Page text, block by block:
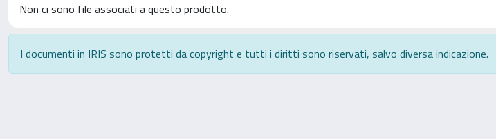
Non ci sono file associati a questo prodotto.
I documenti in IRIS sono protetti da copyright e tutti i diritti sono riservati, salvo diversa indicazione.